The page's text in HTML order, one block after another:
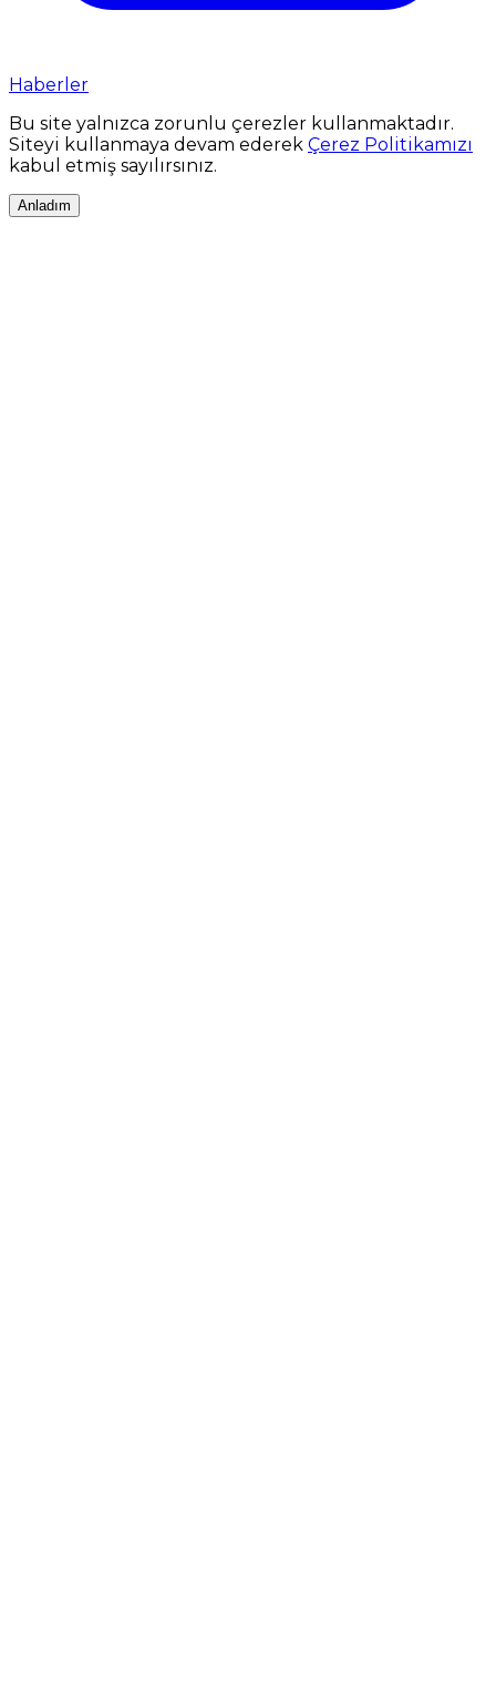
Haberler
Bu site yalnızca zorunlu çerezler kullanmaktadır.
Siteyi kullanmaya devam ederek Çerez Politikamızı
kabul etmiş sayılırsınız.
Anladım